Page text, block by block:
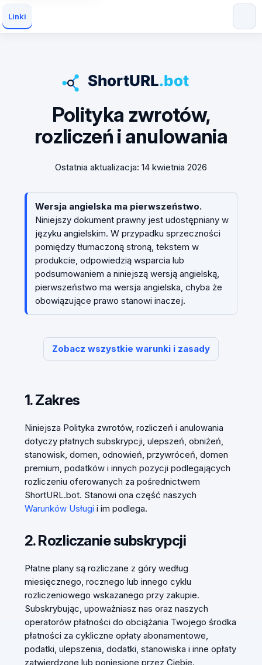
Linki
Polityka zwrotów,
rozliczeń i anulowania
Ostatnia aktualizacja: 14 kwietnia 2026
Wersja angielska ma pierwszeństwo.
Niniejszy dokument prawny jest udostępniany w
języku angielskim. W przypadku sprzeczności
pomiędzy tłumaczoną stroną, tekstem w
produkcie, odpowiedzią wsparcia lub
podsumowaniem a niniejszą wersją angielską,
pierwszeństwo ma wersja angielska, chyba że
obowiązujące prawo stanowi inaczej.
Zobacz wszystkie warunki i zasady
1. Zakres
Niniejsza Polityka zwrotów, rozliczeń i anulowania
dotyczy płatnych subskrypcji, ulepszeń, obniżeń,
stanowisk, domen, odnowień, przywróceń, domen
premium, podatków i innych pozycji podlegających
rozliczeniu oferowanych za pośrednictwem
ShortURL.bot. Stanowi ona część naszych
Warunków Usługi i im podlega.
2. Rozliczanie subskrypcji
Płatne plany są rozliczane z góry według
miesięcznego, rocznego lub innego cyklu
rozliczeniowego wskazanego przy zakupie.
Subskrybując, upoważniasz nas oraz naszych
operatorów płatności do obciążania Twojego środka
płatności za cykliczne opłaty abonamentowe,
podatki, ulepszenia, dodatki, stanowiska i inne opłaty
zatwierdzone lub poniesione przez Ciebie.